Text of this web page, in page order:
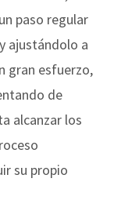
paso regular
ajustándolo a
gran esfuerzo,
de
alcanzar los
su propio